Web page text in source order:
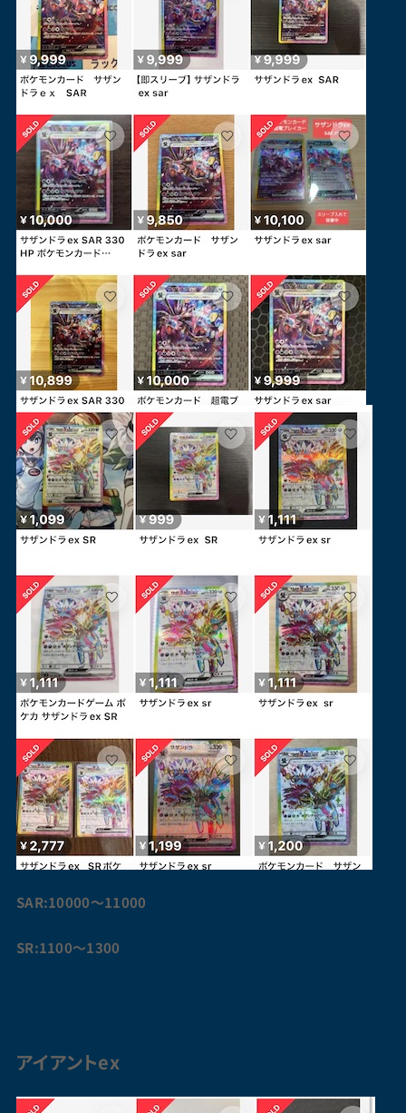
SAR:10000〜11000
SR:1100〜1300
アイアントex